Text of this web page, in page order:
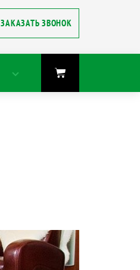
ЗАКАЗАТЬ ЗВОНОК